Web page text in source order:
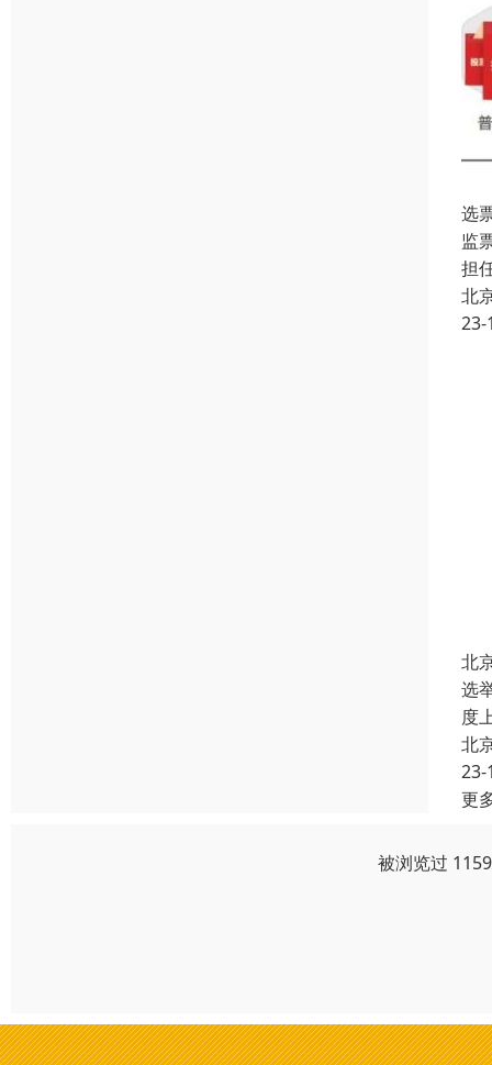
选
监
担
北
23-
北
选
度
北
23-
更
被浏览过